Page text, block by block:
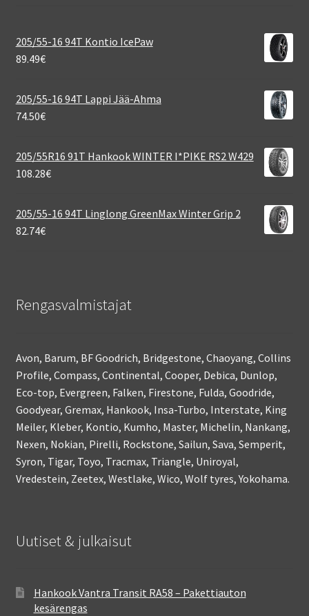
205/55-16 94T Kontio IcePaw
89.49€
205/55-16 94T Lappi Jää-Ahma
74.50€
205/55R16 91T Hankook WINTER I*PIKE RS2 W429
108.28€
205/55-16 94T Linglong GreenMax Winter Grip 2
82.74€
Rengasvalmistajat
Avon, Barum, BF Goodrich, Bridgestone, Chaoyang, Collins
Profile, Compass, Continental, Cooper, Debica, Dunlop,
Eco-top, Evergreen, Falken, Firestone, Fulda, Goodride,
Goodyear, Gremax, Hankook, Insa-Turbo, Interstate, King
Meiler, Kleber, Kontio, Kumho, Master, Michelin, Nankang,
Nexen, Nokian, Pirelli, Rockstone, Sailun, Sava, Semperit,
Syron, Tigar, Toyo, Tracmax, Triangle, Uniroyal,
Vredestein, Zeetex, Westlake, Wico, Wolf tyres, Yokohama.
Uutiset & julkaisut
Hankook Vantra Transit RA58 – Pakettiauton
kesärengas